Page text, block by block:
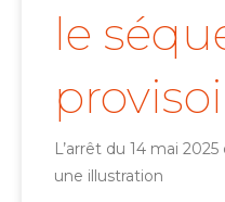
le
L’arrêt du 14 mai
une illustration